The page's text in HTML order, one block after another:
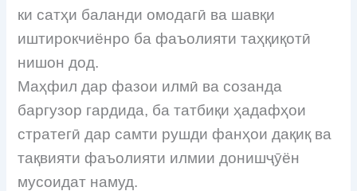
ки сатҳи баланди омодагӣ ва шавқи
иштирокчиёнро ба фаъолияти таҳқиқотӣ
нишон дод.
Маҳфил дар фазои илмӣ ва созанда
баргузор гардида, ба татбиқи ҳадафҳои
стратегӣ дар самти рушди фанҳои дақиқ ва
тақвияти фаъолияти илмии донишҷӯён
мусоидат намуд.